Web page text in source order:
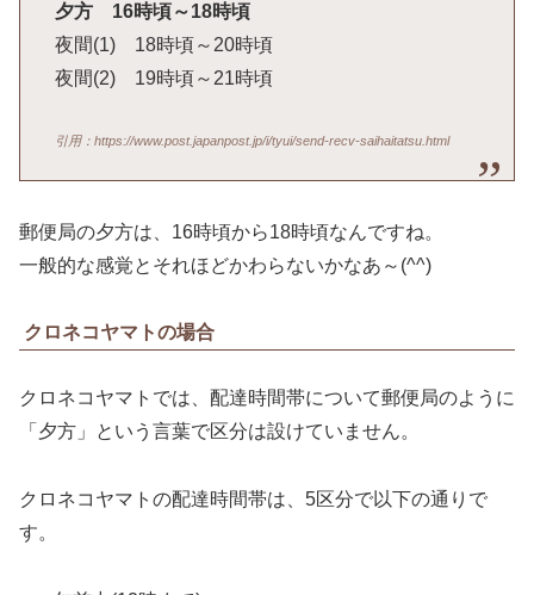
夕方 16時頃～18時頃
夜間(1) 18時頃～20時頃
夜間(2) 19時頃～21時頃
引用：https://www.post.japanpost.jp/i/tyui/send-recv-saihaitatsu.html
郵便局の夕方は、16時頃から18時頃なんですね。
一般的な感覚とそれほどかわらないかなあ～(^^)
クロネコヤマトの場合
クロネコヤマトでは、配達時間帯について郵便局のように
「夕方」という言葉で区分は設けていません。
クロネコヤマトの配達時間帯は、5区分で以下の通りで
す。